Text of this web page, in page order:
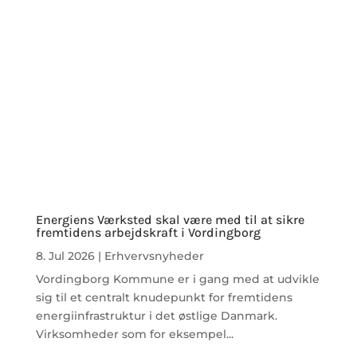
Energiens Værksted skal være med til at sikre
fremtidens arbejdskraft i Vordingborg
8. Jul 2026| Erhvervsnyheder
Vordingborg Kommune er i gang med at udvikle
sig til et centralt knudepunkt for fremtidens
energiinfrastruktur i det østlige Danmark.
Virksomheder som for eksempel...